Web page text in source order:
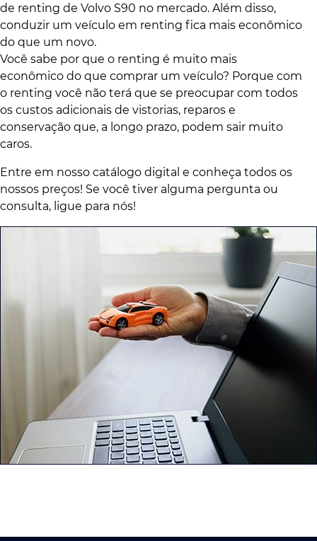
de renting de Volvo S90 no mercado. Além disso,
conduzir um veículo em renting fica mais econômico
do que um novo.
Você sabe por que o renting é muito mais
econômico do que comprar um veículo? Porque com
o renting você não terá que se preocupar com todos
os custos adicionais de vistorias, reparos e
conservação que, a longo prazo, podem sair muito
caros.
Entre em nosso catálogo digital e conheça todos os
nossos preços! Se você tiver alguma pergunta ou
consulta, ligue para nós!